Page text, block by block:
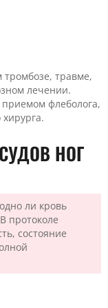
травме,
лечении.
флеболога,
хирурга.
НОГ
ли кровь
протоколе
состояние